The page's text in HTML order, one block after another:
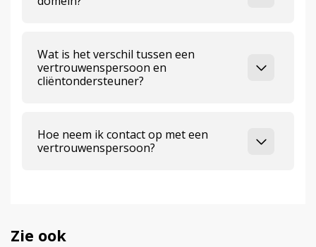
Wat is het verschil tussen een
vertrouwenspersoon en
cliëntondersteuner?
Hoe neem ik contact op met een
vertrouwenspersoon?
Zie ook